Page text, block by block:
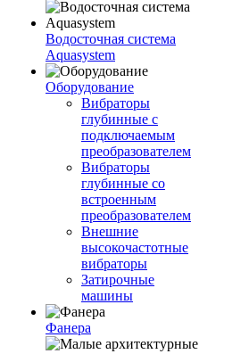
Водосточная система
Aquasystem
Оборудование
Вибраторы
глубинные с
подключаемым
преобразователем
Вибраторы
глубинные со
встроенным
преобразователем
Внешние
высокочастотные
вибраторы
Затирочные
машины
Фанера